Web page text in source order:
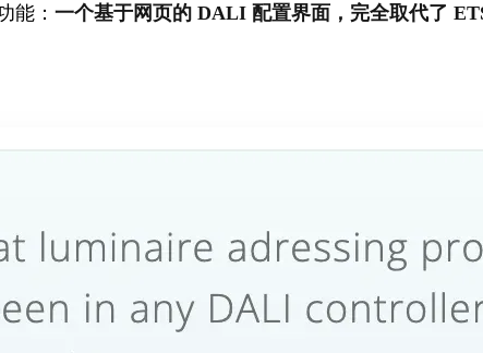
能： 一个基于网页的 DALI 配置界面，完全取代了